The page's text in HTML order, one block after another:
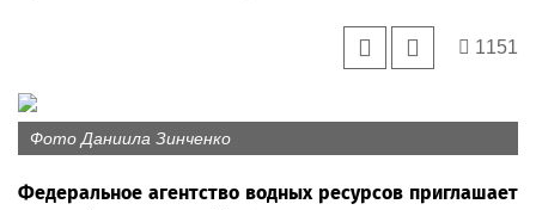
1151
Фото Даниила Зинченко
Федеральное агентство водных ресурсов приглашает